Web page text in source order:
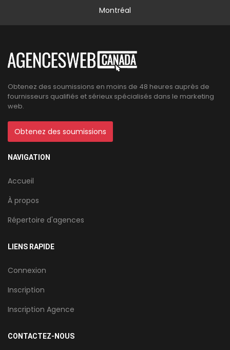
Montréal
Obtenez des soumissions en moins de 48 heures auprès de
fournisseurs qualifiés et sérieux spécialisés dans le marketing
web.
Obtenez des soumissions
NAVIGATION
Accueil
À propos
Répertoire d'agences
LIENS RAPIDE
Connexion
Inscription
Inscription Agence
CONTACTEZ-NOUS